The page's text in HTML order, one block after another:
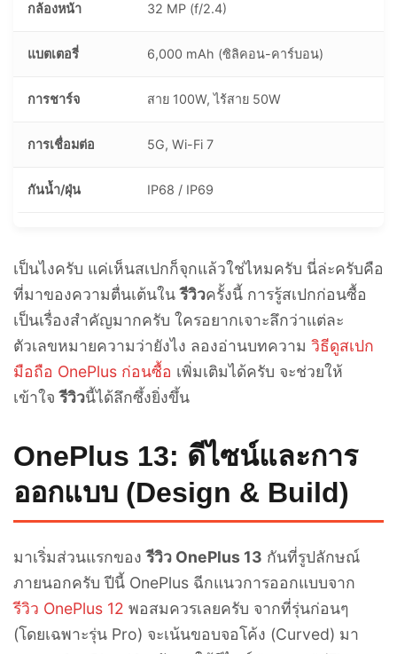
กล้องหน้า 32 MP (f/2.4)
แบตเตอรี่ 6,000 mAh (ซิลิคอน-คาร์บอน)
การชาร์จ สาย 100W, ไร้สาย 50W
การเชื่อมต่อ 5G, Wi-Fi 7
กันน้ำ/ฝุ่น IP68 / IP69
เป็นไงครับ แค่เห็นสเปกก็จุกแล้วใช่ไหมครับ นี่ล่ะครับคือ
ที่มาของความตื่นเต้นในรีวิวครั้งนี้ การรู้สเปกก่อนซื้อ
เป็นเรื่องสำคัญมากครับ ใครอยากเจาะลึกว่าแต่ละ
ตัวเลขหมายความว่ายังไง ลองอ่านบทความ วิธีดูสเปก
มือถือ OnePlus ก่อนซื้อ เพิ่มเติมได้ครับ จะช่วยให้
เข้าใจรีวิวนี้ได้ลึกซึ้งยิ่งขึ้น
OnePlus 13: ดีไซน์และการ
ออกแบบ (Design & Build)
มาเริ่มส่วนแรกของรีวิว OnePlus 13 กันที่รูปลักษณ์
ภายนอกครับ ปีนี้ OnePlus ฉีกแนวการออกแบบจาก
รีวิว OnePlus 12 พอสมควรเลยครับ จากที่รุ่นก่อนๆ
(โดยเฉพาะรุ่น Pro) จะเน้นขอบจอโค้ง (Curved) มา